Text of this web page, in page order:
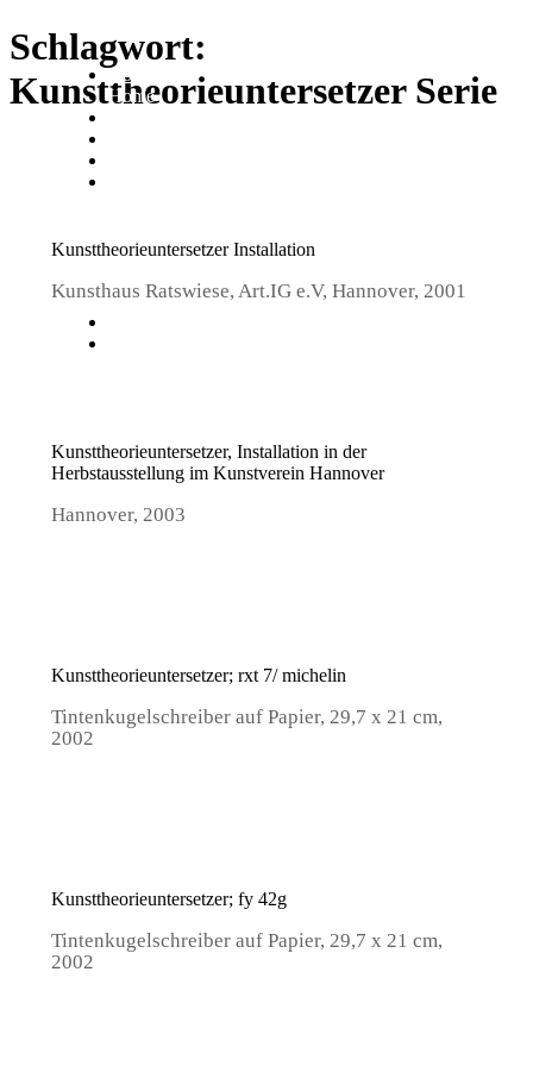
Schlagwort:
Kunsttheorieuntersetzer Serie
Kunsttheorieuntersetzer Installation
Kunsthaus Ratswiese, Art.IG e.V, Hannover, 2001
Kunsttheorieuntersetzer, Installation in der
Herbstausstellung im Kunstverein Hannover
Hannover, 2003
Kunsttheorieuntersetzer; rxt 7/ michelin
Tintenkugelschreiber auf Papier, 29,7 x 21 cm,
2002
Kunsttheorieuntersetzer; fy 42g
Tintenkugelschreiber auf Papier, 29,7 x 21 cm,
2002
Now
Home